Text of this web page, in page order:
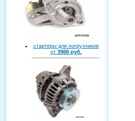
стартеры для погрузчиков
от 3988 руб.